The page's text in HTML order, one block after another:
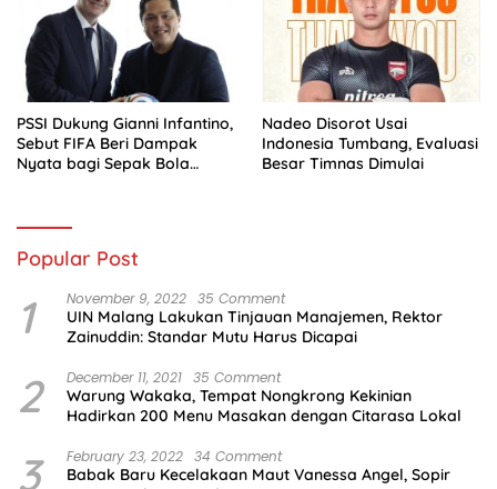
PSSI Dukung Gianni Infantino,
Sebut FIFA Beri Dampak
Nyata bagi Sepak Bola
Nadeo Disorot Usai
Indonesia Tumbang, Evaluasi
Besar Timnas Dimulai
Popular Post
1 November 9, 2022 35 Comment
UIN Malang Lakukan Tinjauan Manajemen, Rektor
Zainuddin: Standar Mutu Harus Dicapai
2 December 11, 2021 35 Comment
Warung Wakaka, Tempat Nongkrong Kekinian
Hadirkan 200 Menu Masakan dengan Citarasa Lokal
3 February 23, 2022 34 Comment
Babak Baru Kecelakaan Maut Vanessa Angel, Sopir